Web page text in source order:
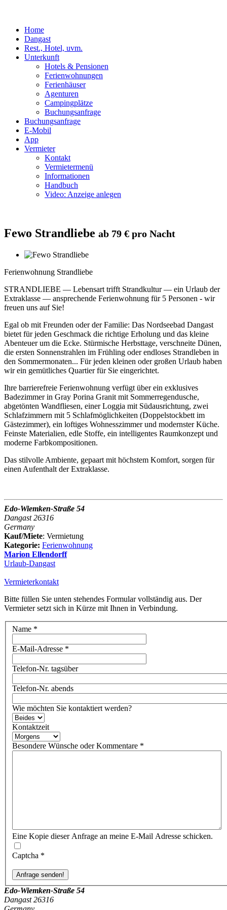
Home
Dangast
Rest., Hotel, uvm.
Unterkunft
Hotels & Pensionen
Ferienwohnungen
Ferienhäuser
Agenturen
Campingplätze
Buchungsanfrage
Buchungsanfrage
E-Mobil
App
Vermieter
Kontakt
Vermietermenü
Informationen
Handbuch
Video: Anzeige anlegen
Fewo Strandliebe ab 79 € pro Nacht
Ferienwohnung Strandliebe
STRANDLIEBE — Lebensart trifft Strandkultur — ein Urlaub der
Extraklasse — ansprechende Ferienwohnung für 5 Personen - wir
freuen uns auf Sie!
Egal ob mit Freunden oder der Familie: Das Nordseebad Dangast
bietet für jeden Geschmack die richtige Erholung und das kleine
Abenteuer um die Ecke. Stürmische Herbsttage, verschneite Dünen,
die ersten Sonnenstrahlen im Frühling oder endloses Strandleben in
den Sommermonaten... Für jeden kleinen oder großen Urlaub haben
wir ein gemütliches Quartier für Sie eingerichtet.
Ihre barrierefreie Ferienwohnung verfügt über ein exklusives
Badezimmer in Gray Porina Granit mit Sommerregendusche,
abgetönten Wandfliesen, einer Loggia mit Südausrichtung, zwei
Schlafzimmern mit 5 Schlafmöglichkeiten (Doppelstockbett im
Gästezimmer), ein loftiges Wohnesszimmer und modernster Küche.
Feinste Materialien, edle Stoffe, ein intelligentes Raumkonzept und
moderne Farbkompositionen.
Das stilvolle Ambiente, gepaart mit höchstem Komfort, sorgen für
einen Aufenthalt der Extraklasse.
Edo-Wiemken-Straße 54
Dangast 26316
Germany
Kauf/Miete: Vermietung
Kategorie: Ferienwohnung
Marion Ellendorff
Urlaub-Dangast
Vermieterkontakt
Bitte füllen Sie unten stehendes Formular vollständig aus. Der
Vermieter setzt sich in Kürze mit Ihnen in Verbindung.
Name *
E-Mail-Adresse *
Telefon-Nr. tagsüber
Telefon-Nr. abends
Wie möchten Sie kontaktiert werden?
Kontaktzeit
Besondere Wünsche oder Kommentare *
Eine Kopie dieser Anfrage an meine E-Mail Adresse schicken.
Captcha *
Edo-Wiemken-Straße 54
Dangast 26316